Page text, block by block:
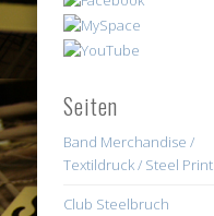
Seiten
Band Merchandise /
Textildruck / Steel Print
Club Steelbruch